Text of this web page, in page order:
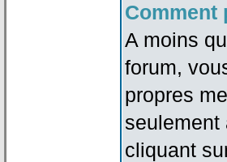
Comment
A moins
forum,
propres
seulement
cliquant